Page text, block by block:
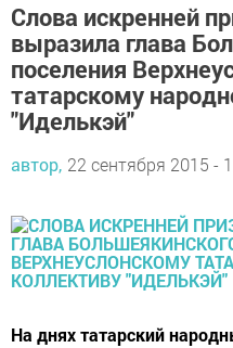
Слова искренней
выразила глава
поселения
татарскому
"Иделькэй"
автор, 22 сентября 2015 -
На днях татарский